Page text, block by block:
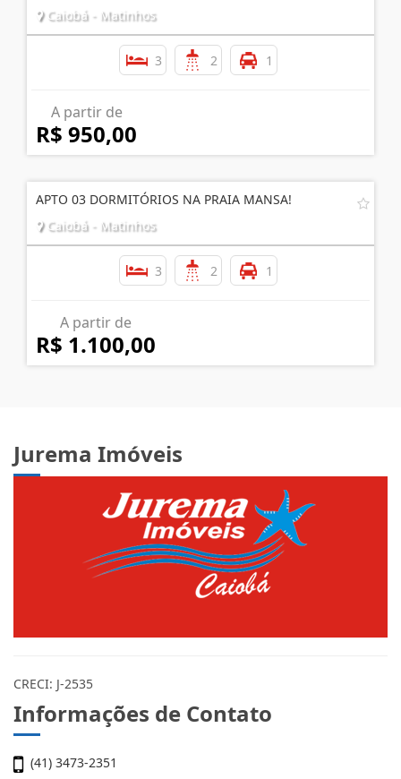
Caiobá - Matinhos
3 2 1
A partir de
R$ 950,00
APTO 03 DORMITÓRIOS NA PRAIA MANSA!
Caiobá - Matinhos
3 2 1
A partir de
R$ 1.100,00
Jurema Imóveis
CRECI: J-2535
Informações de Contato
(41) 3473-2351